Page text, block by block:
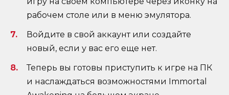
рабочем столе или в меню эмулятора.
Войдите в свой аккаунт или создайте
новый, если у вас его еще нет.
Теперь вы готовы приступить к игре на ПК
и наслаждаться возможностями Immortal